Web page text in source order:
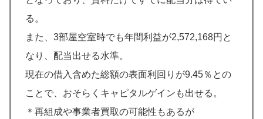
る。
また、3部屋空室時でも年間利益が2,572,168円と
なり、配当出せる水準。
現在の借入含めた総額の表面利回りが9.45％との
ことで、おそらくキャピタルゲインも出せる。
＊再組成や事業者買取の可能性もあるが